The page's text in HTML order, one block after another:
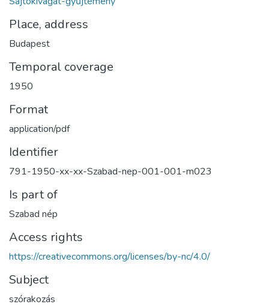
Place, address
Budapest
Temporal coverage
1950
Format
application/pdf
Identifier
791-1950-xx-xx-Szabad-nep-001-001-m023
Is part of
Szabad nép
Access rights
https://creativecommons.org/licenses/by-nc/4.0/
Subject
szórakozás